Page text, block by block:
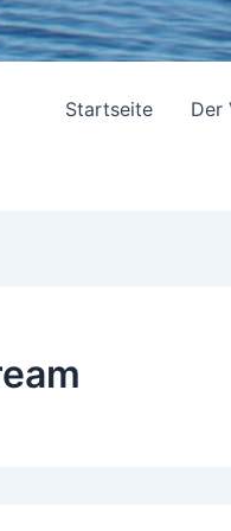
Startseite Der